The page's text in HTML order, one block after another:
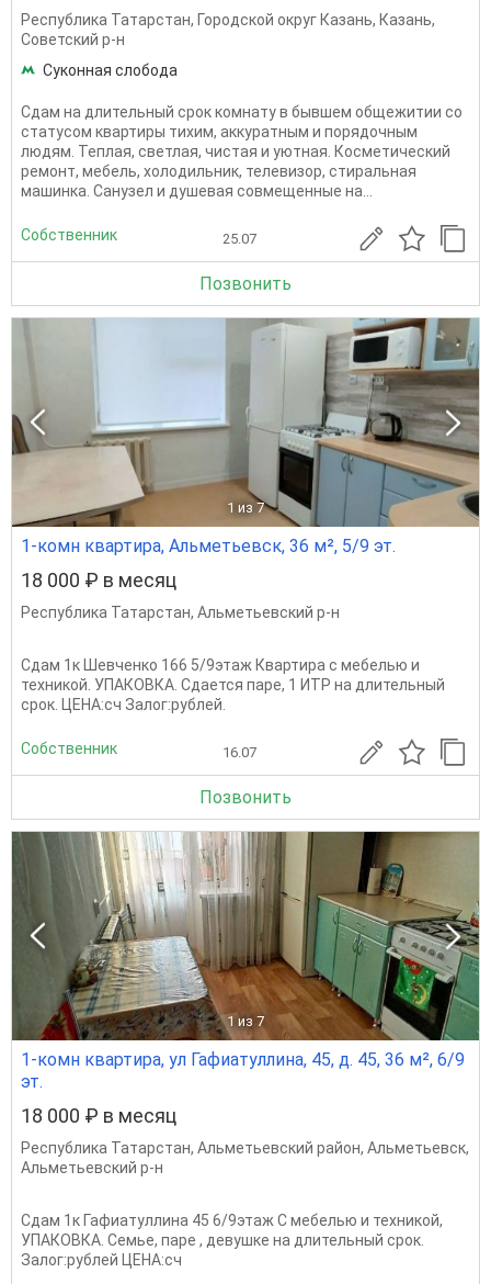
Республика Татарстан, Городской округ Казань, Казань,
Советский р-н
Суконная слобода
Сдам на длительный срок комнату в бывшем общежитии со
статусом квартиры тихим, аккуратным и порядочным
людям. Теплая, светлая, чистая и уютная. Косметический
ремонт, мебель, холодильник, телевизор, стиральная
машинка. Санузел и душевая совмещенные на...
Собственник 25.07
Позвонить
1 из 7
1-комн квартира, Альметьевск, 36 м², 5/9 эт.
18 000 ₽ в месяц
Республика Татарстан, Альметьевский р-н
Сдам 1к Шевченко 166 5/9этаж Квартира с мебелью и
техникой. УПАКОВКА. Сдается паре, 1 ИТР на длительный
срок. ЦЕНА:сч Залог:рублей.
Собственник 16.07
Позвонить
1 из 7
1-комн квартира, ул Гафиатуллина, 45, д. 45, 36 м², 6/9
эт.
18 000 ₽ в месяц
Республика Татарстан, Альметьевский район, Альметьевск,
Альметьевский р-н
Сдам 1к Гафиатуллина 45 6/9этаж С мебелью и техникой,
УПАКОВКА. Семье, паре , девушке на длительный срок.
Залог:рублей ЦЕНА:сч